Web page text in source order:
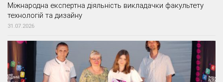
Міжнародна експертна діяльність викладачки факультету
технологій та дизайну
31.07.2026